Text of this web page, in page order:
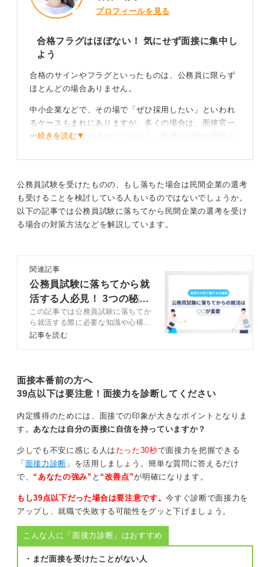
あえて可能性の高いサインを挙げるとすれば、入庁を前
提とした「どの部署でどんな仕事がしたいか」といった
0
プロフィールを見る
合格フラグはほぼない！ 気にせず面接に集中し
よう
合格のサインやフラグといったものは、公務員に限らず
ほとんどの場合ありません。
中小企業などで、その場で「ぜひ採用したい」といわれ
るケースもまれにありますが、多くの場合は、面接官一
人で合否を判断するわけではなく、面接の記録や資料を
ほうが良いでしょう。
0
⋯続きを読む▼
公務員試験を受けたものの、もし落ちた場合は民間企業の選考
も受けることを検討している人もいるのではないでしょうか。
以下の記事では公務員試験に落ちてから民間企業の選考を受け
る場合の対策方法などを解説しています。
関連記事
公務員試験に落ちてから就
活する人必見！ 3つの秘訣
をプロが解説
この記事では公務員試験に落ちてか
ら就活する際に必要な知識や心構え
をキャリアコンサルタントとともに
を目指しましょう。
記事を読む
面接本番前の方へ
39点以下は要注意！面接力を診断してください
内定獲得のためには、面接での印象が大きなポイントとなりま
す。あなたは自分の面接に自信を持っていますか？
少しでも不安に感じる人は たった30秒で面接力を把握できる
「 面接力診断 」を活用しましょう。簡単な質問に答えるだけ
で、 “あなたの強み” と “改善点”が明確になります。
もし39点以下だった場合は要注意です。今すぐ診断で面接力を
アップし、就職で失敗する可能性をグッと下げましょう。
こんな人に「面接力診断」はおすすめ
・まだ面接を受けたことがない人